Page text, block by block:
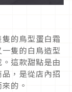
的鳥型蛋白霜
隻的白鳥造型
這款甜點是由
，是從店內招
的。